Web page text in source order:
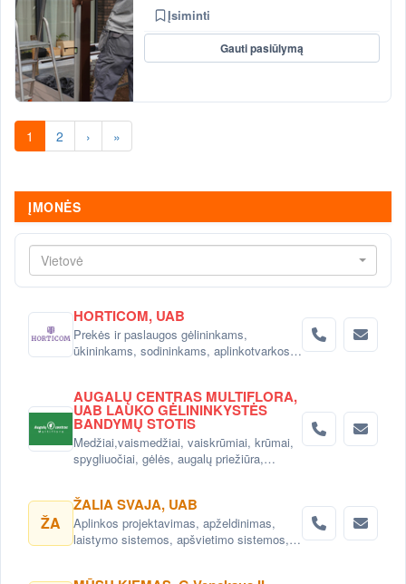
Įsiminti
Gauti pasiūlymą
1 2 › »
ĮMONĖS
Vietovė
HORTICOM, UAB
Prekės ir paslaugos gėlininkams,
ūkininkams, sodininkams, aplinkotvarkos
AUGALŲ CENTRAS MULTIFLORA,
UAB LAUKO GĖLININKYSTĖS
BANDYMŲ STOTIS
Medžiai,vaismedžiai, vaiskrūmiai, krūmai,
spygliuočiai, gėlės, augalų priežiūra,
ŽA
ŽALIA SVAJA, UAB
Aplinkos projektavimas, apželdinimas,
laistymo sistemos, apšvietimo sistemos,